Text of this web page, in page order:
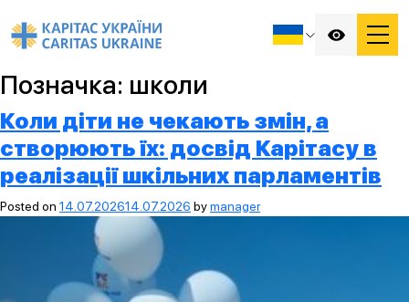
Позначка: школи
Коли діти не чекають змін, а
створюють їх: досвід Карітасу в
реалізації шкільних парламентів
Posted on 14.07.202614.07.2026 bymanager